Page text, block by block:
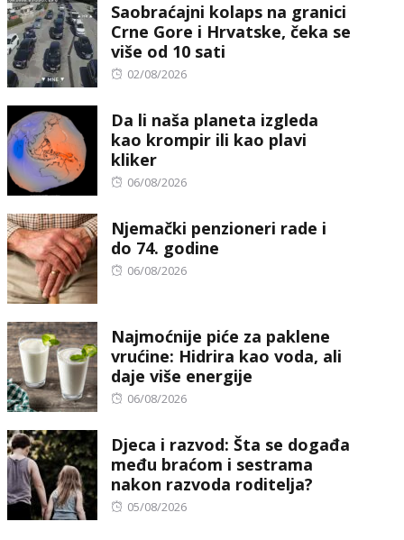
Saobraćajni kolaps na granici
Crne Gore i Hrvatske, čeka se
više od 10 sati
Posted
02/08/2026
Da li naša planeta izgleda
kao krompir ili kao plavi
kliker
Posted
06/08/2026
Njemački penzioneri rade i
do 74. godine
Posted
06/08/2026
Najmoćnije piće za paklene
vrućine: Hidrira kao voda, ali
daje više energije
Posted
06/08/2026
Djeca i razvod: Šta se događa
među braćom i sestrama
nakon razvoda roditelja?
Posted
05/08/2026